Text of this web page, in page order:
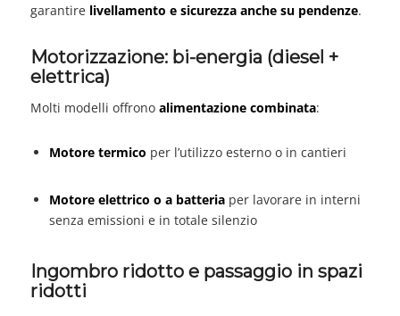
garantire livellamento e sicurezza anche su pendenze.
Motorizzazione: bi-energia (diesel +
elettrica)
Molti modelli offrono alimentazione combinata:
Motore termico per l’utilizzo esterno o in cantieri
Motore elettrico o a batteriaper lavorare in interni
senza emissioni e in totale silenzio
Ingombro ridotto e passaggio in spazi
ridotti